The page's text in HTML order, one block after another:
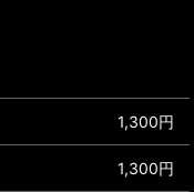
1,300円
1,300円